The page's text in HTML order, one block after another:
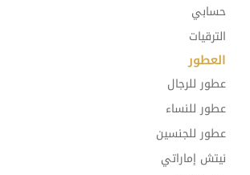
حسابي
الترقيات
العطور
عطور للرجال
عطور للنساء
عطور للجنسين
نيتش إماراتي